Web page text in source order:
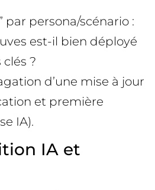
par persona/scénario :
est-il bien déployé
?
d’une mise à jour
et première
IA).
IA et